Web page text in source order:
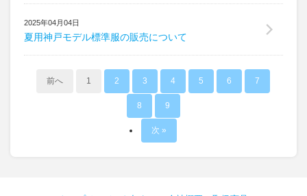
2025年04月04日
夏用神戸モデル標準服の販売について
前へ 1 2 3 4 5 6 7
8 9
次 »